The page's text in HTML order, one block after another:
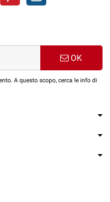
OK
A questo scopo, cerca le info di